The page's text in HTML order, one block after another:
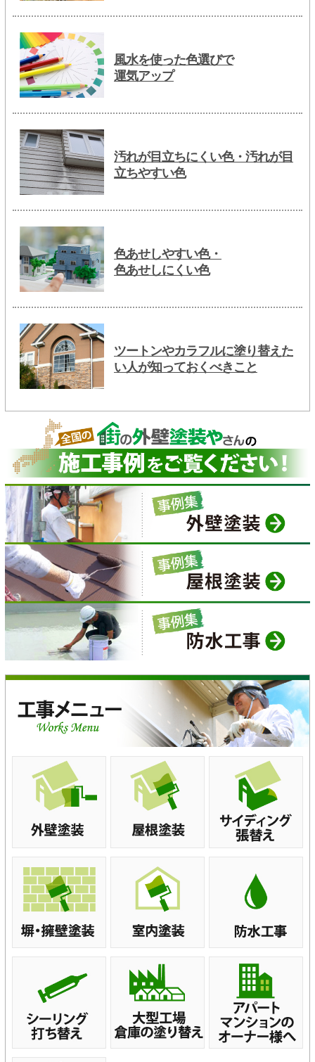
風水を使った色選びで
運気アップ
汚れが目立ちにくい色・汚れが目
立ちやすい色
色あせしやすい色・
色あせしにくい色
ツートンやカラフルに塗り替えた
い人が知っておくべきこと